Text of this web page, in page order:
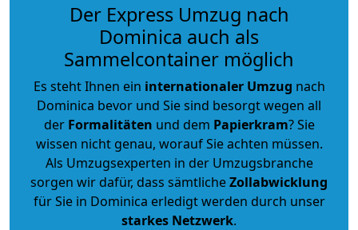
Der Express Umzug nach
Dominica auch als
Sammelcontainer möglich
Es steht Ihnen ein internationaler Umzug nach
Dominica bevor und Sie sind besorgt wegen all
der Formalitäten und dem Papierkram? Sie
wissen nicht genau, worauf Sie achten müssen.
Als Umzugsexperten in der Umzugsbranche
sorgen wir dafür, dass sämtlicheZollabwicklung
für Sie in Dominica erledigt werden durch unser
starkes Netzwerk.